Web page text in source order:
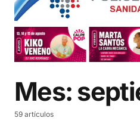
Mes:
59 artículos